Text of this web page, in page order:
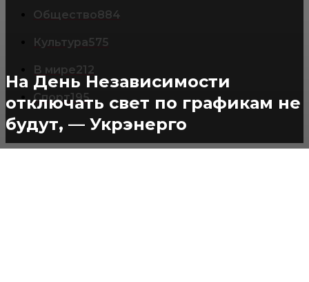
На День Независимости
отключать свет по графикам не
будут, — Укрэнерго
Общество884
Культура575
В мире212
Спорт195